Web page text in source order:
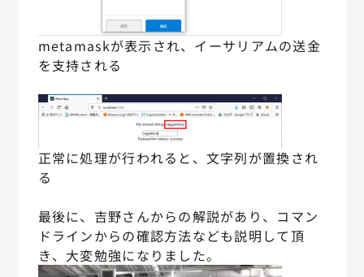
metamaskが表示され、イーサリアムの送金
を支持される
正常に処理が行われると、文字列が置換され
る
最後に、吉野さんからの解説があり、コマン
ドラインからの確認方法なども説明して頂
き、大変勉強になりました。